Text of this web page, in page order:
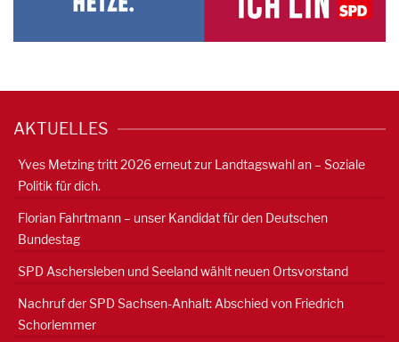
AKTUELLES
Yves Metzing tritt 2026 erneut zur Landtagswahl an – Soziale
Politik für dich.
Florian Fahrtmann – unser Kandidat für den Deutschen
Bundestag
SPD Aschersleben und Seeland wählt neuen Ortsvorstand
Nachruf der SPD Sachsen-Anhalt: Abschied von Friedrich
Schorlemmer